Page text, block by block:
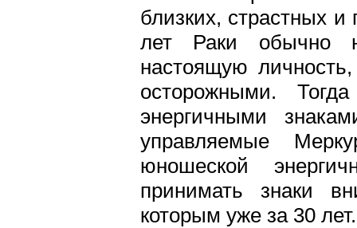
близких, страстных
лет Раки обычно
настоящую
осторожными.
энергичными
управляемые
юношеской
принимать знаки
которым уже за 30 лет.